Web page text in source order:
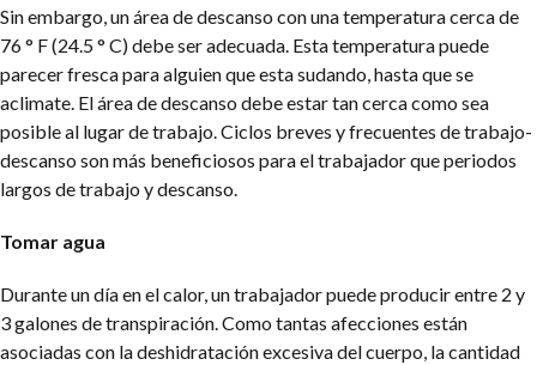
Sin embargo, un área de descanso con una temperatura cerca de
76 ° F (24.5 ° C) debe ser adecuada. Esta temperatura puede
parecer fresca para alguien que esta sudando, hasta que se
aclimate. El área de descanso debe estar tan cerca como sea
posible al lugar de trabajo. Ciclos breves y frecuentes de trabajo-
descanso son más beneficiosos para el trabajador que periodos
largos de trabajo y descanso.
Tomar agua
Durante un día en el calor, un trabajador puede producir entre 2 y
3 galones de transpiración. Como tantas afecciones están
asociadas con la deshidratación excesiva del cuerpo, la cantidad